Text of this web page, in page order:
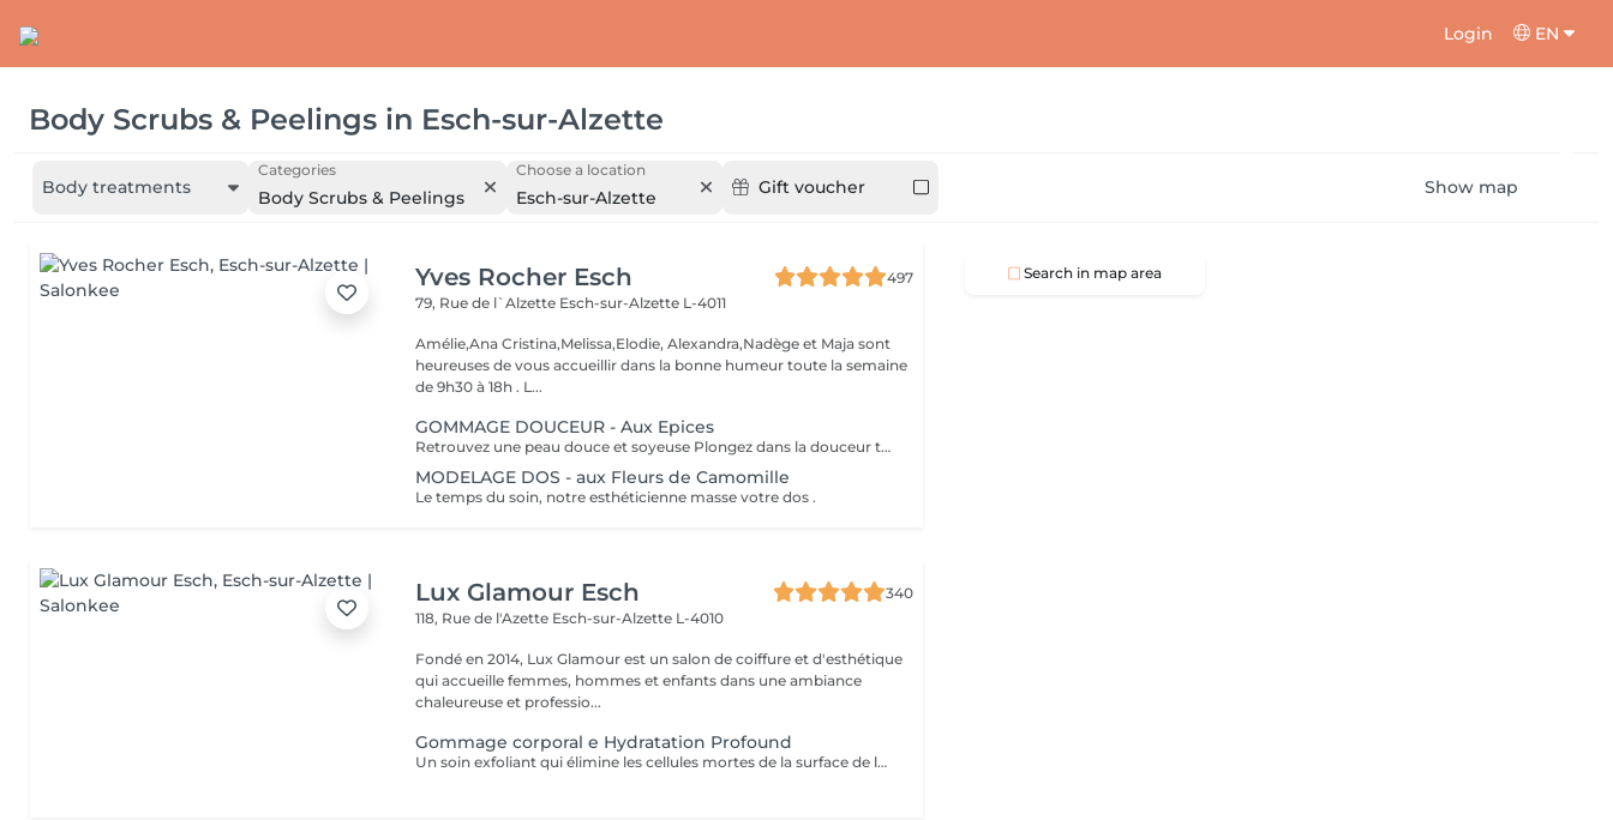
Login EN
Body Scrubs & Peelings in Esch-sur-Alzette
Body treatments
Categories
Body Scrubs & Peelings
Choose a location
Esch-sur-Alzette Gift voucher Show map
Yves Rocher Esch
497
79, Rue de l`Alzette Esch-sur-Alzette L-4011
Amélie,Ana Cristina,Melissa,Elodie, Alexandra,Nadège et Maja sont
heureuses de vous accueillir dans la bonne humeur toute la semaine
de 9h30 à 18h . L...
GOMMAGE DOUCEUR - Aux Epices
Retrouvez une peau douce et soyeuse Plongez dans la douceur tropicale dIndonésie à travers les notes épicées des huiles essentielles de Girofle et de Muscade. Ce gommage aux effluves chauds et naturels vous transporte tout en exfoliant délicatement votre peau : elle est douce, lumineuse et satinée.
MODELAGE DOS - aux Fleurs de Camomille
Le temps du soin, notre esthéticienne masse votre dos .
Lux Glamour Esch
340
118, Rue de l'Azette Esch-sur-Alzette L-4010
Fondé en 2014, Lux Glamour est un salon de coiffure et d'esthétique
qui accueille femmes, hommes et enfants dans une ambiance
chaleureuse et professio...
Gommage corporal e Hydratation Profound
Un soin exfoliant qui élimine les cellules mortes de la surface de la peau, favorise le renouvellement cellulaire et prévient les poils incarnés. Ce rituel de beauté laisse la peau plus lisse, douce et visiblement plus saine. Idéal pour retrouver une peau éclatante et soyeuse.
Search in map area